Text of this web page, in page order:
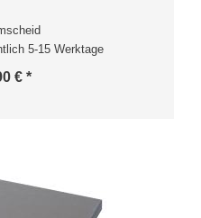
5-15 Werktage
€ *